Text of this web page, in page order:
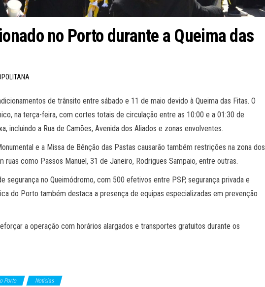
no Porto durante a Queima das
de trânsito entre sábado e 11 de maio devido à Queima das Fitas. O
na terça-feira, com cortes totais de circulação entre as 10:00 e a 01:30 de
incluindo a Rua de Camões, Avenida dos Aliados e zonas envolventes.
e a Missa de Bênção das Pastas causarão também restrições na zona dos
como Passos Manuel, 31 de Janeiro, Rodrigues Sampaio, entre outras.
segurança no Queimódromo, com 500 efetivos entre PSP, segurança privada e
do Porto também destaca a presença de equipas especializadas em prevenção
a operação com horários alargados e transportes gratuitos durante os
Porto Notícias